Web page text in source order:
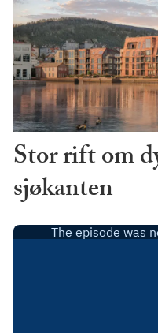
Stor rift om
sjøkanten